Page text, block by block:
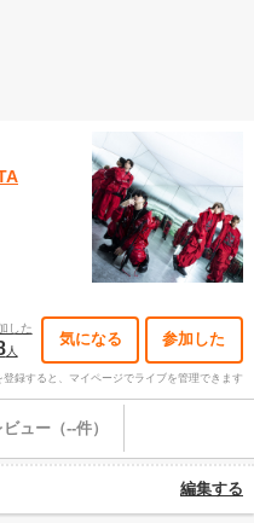
した
人
気になる 参加した
登録すると、マイページでライブを管理できます
ビュー（--件）
編集する